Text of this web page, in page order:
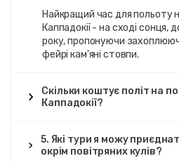
Найкращий час для польоту
Каппадокії - на сході сонця,
року, пропонуючи
фейрі кам'яні стовпи.
Скільки коштує політ на
Каппадокії?
5. Які тури я можу
окрім повітряних кулів?